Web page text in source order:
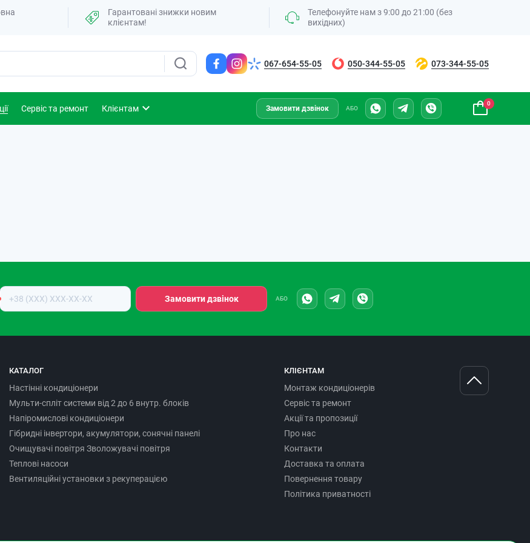
Гарантовані знижки новим
клієнтам!
Телефонуйте нам з 9:00 до 21:00 (без
вихідних)
067-654-55-05 050-344-55-05 073-344-55-05
Сервіс та ремонт Клієнтам Замовити дзвінок АБО
0
Номер
телефону
Замовити дзвінок АБО
КАТАЛОГ
Настінні кондиціонери
Мульти-спліт системи від 2 до 6 внутр. блоків
Напіромислові кондиціонери
Гібридні інвертори, акумулятори, сонячні панелі
Очищувачі повітря Зволожувачі повітря
Теплові насоси
Вентиляційні установки з рекуперацією
КЛІЄНТАМ
Монтаж кондиціонерів
Сервіс та ремонт
Акції та пропозиції
Про нас
Контакти
Доставка та оплата
Повернення товару
Політика приватності